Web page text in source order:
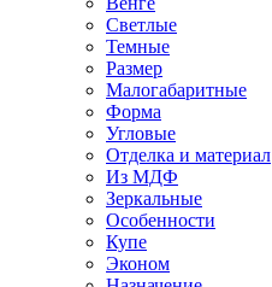
Светлые
Темные
Размер
Малогабаритные
Форма
Угловые
Отделка и материал
Из МДФ
Зеркальные
Особенности
Купе
Эконом